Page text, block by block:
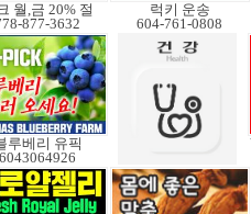
월,금 20% 절
877-3632
럭키 운송
604-761-0808
루베리 유픽
6043064926